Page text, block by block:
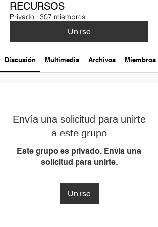
RECURSOS
Privado · 307 miembros
Unirse
Discusión Multimedia Archivos Miembros
Envía una solicitud para unirte
a este grupo
Este grupo es privado. Envía una
solicitud para unirte.
Unirse